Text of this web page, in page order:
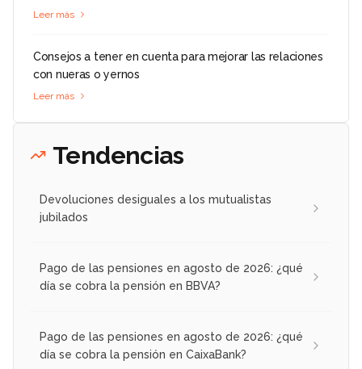
Leer más
Consejos a tener en cuenta para mejorar las relaciones
con nueras o yernos
Leer más
Tendencias
Devoluciones desiguales a los mutualistas
jubilados
Pago de las pensiones en agosto de 2026: ¿qué
día se cobra la pensión en BBVA?
Pago de las pensiones en agosto de 2026: ¿qué
día se cobra la pensión en CaixaBank?